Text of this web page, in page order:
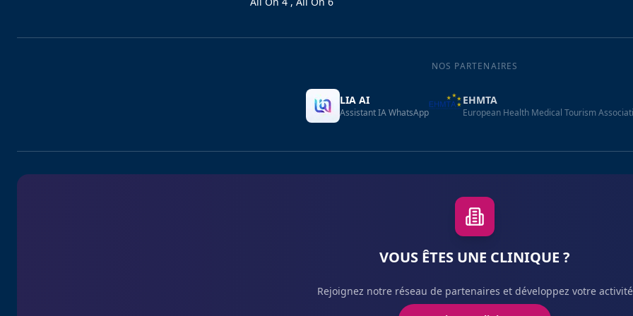
NOS PARTENAIRES
LIA AI
Assistant IA WhatsApp
EHMTA
European Health Medical Tourism
VOUS ÊTES UNE CLINIQUE ?
Rejoignez notre réseau de partenaires et développez votre activité